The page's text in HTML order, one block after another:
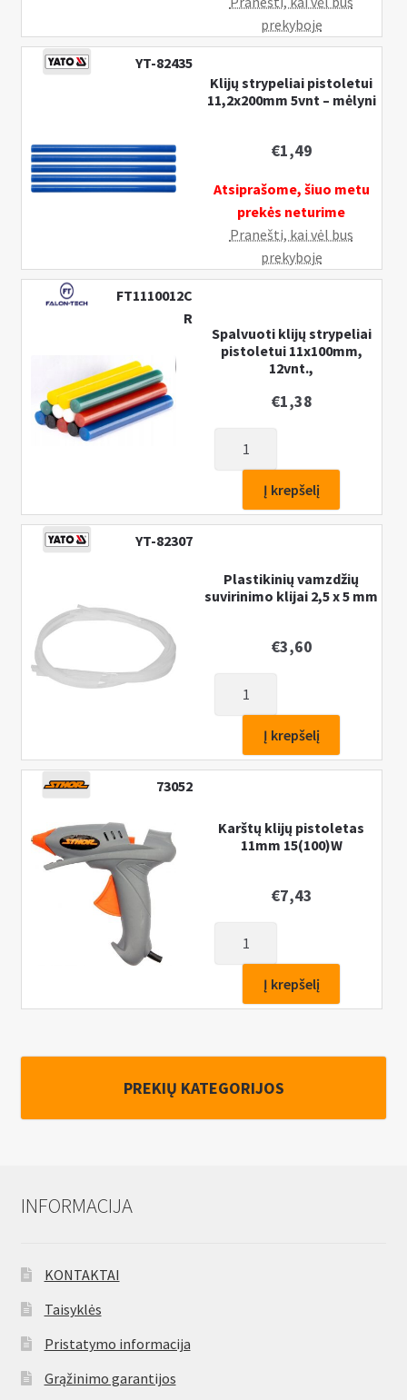
prekyboje
YT-82435
Klijų strypeliai pistoletui
11,2x200mm 5vnt – mėlyni
€1,49
Atsiprašome, šiuo metu
prekės neturime
Pranešti, kai vėl bus
prekyboje
FT1110012C
R
Spalvuoti klijų strypeliai
pistoletui 11x100mm,
12vnt.,
€1,38
Spalvuoti
strypeliai
11x100mm,
12vnt.,
Į krepšelį
YT-82307
Plastikinių vamzdžių
suvirinimo klijai 2,5 x 5 mm
€3,60
Plastikinių
vamzdžių
suvirinimo
2,5
Į krepšelį
73052
Karštų klijų pistoletas
11mm 15(100)W
€7,43
Į krepšelį
PREKIŲ KATEGORIJOS
INFORMACIJA
KONTAKTAI
Taisyklės
Pristatymo informacija
Grąžinimo garantijos